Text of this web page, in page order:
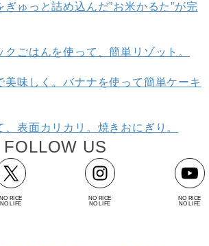
ゅっと詰め込んだ”お米かるた”が完
ごはんを使って、簡単リゾット。
美味しく。バナナを使って簡単ケーキ
表面カリカリ。焼きおにぎり。
FOLLOW US
NO RICE
NO LIFE
NO RICE
NO LIFE
NO RICE
NO LIFE